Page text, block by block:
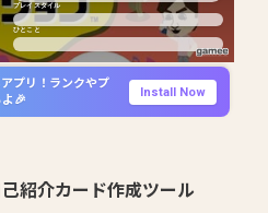
プレイスタイル
ひとこと
プリ！ランクやプ
🎉
Install Now
紹介カード作成ツール